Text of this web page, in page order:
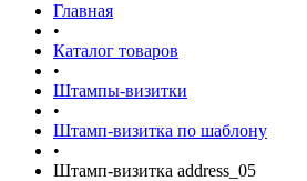
Главная
•
Каталог товаров
•
Штампы-визитки
•
Штамп-визитка по шаблону
•
Штамп-визитка address_05